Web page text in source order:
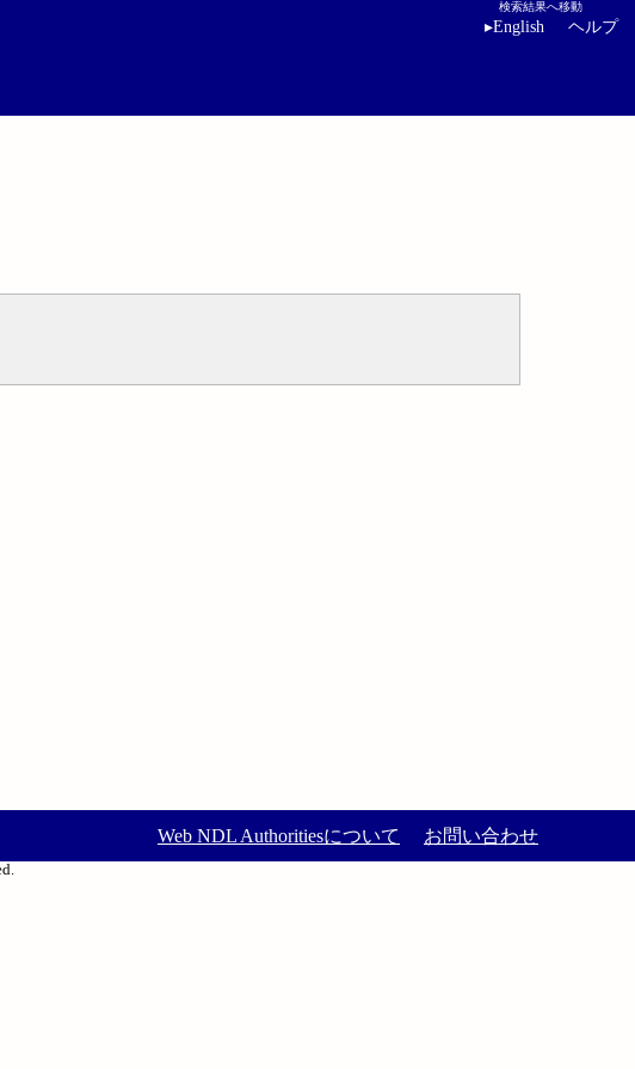
検索結果へ移動
▸English ヘルプ
Web NDL Authoritiesについて お問い合わせ